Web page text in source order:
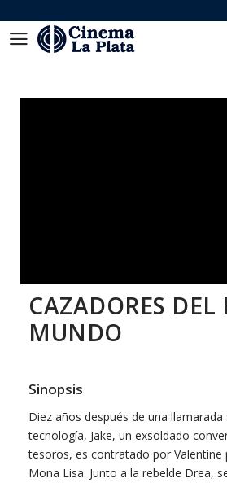
CAZADORES
MUNDO
Sinopsis
Diez años después de una
tecnología, Jake, un exsoldado
tesoros, es contratado por Valentine
Mona Lisa. Junto a la rebelde Drea,